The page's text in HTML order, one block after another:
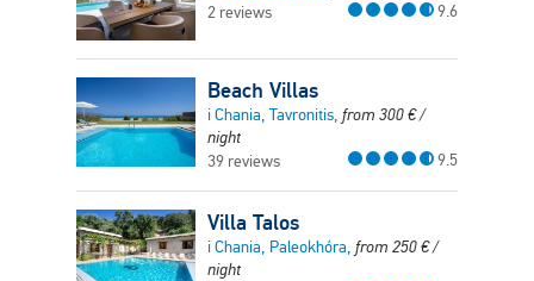
2 reviews
9.6
Beach Villas
i Chania, Tavronitis, from 300€/
night
39 reviews
9.5
Villa Talos
i Chania, Paleokhóra, from 250€/
night